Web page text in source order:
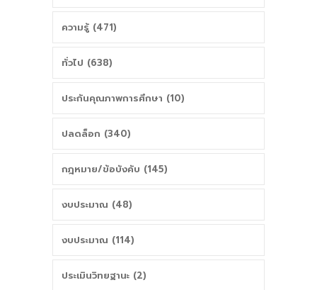
ความรู้ (471)
ทั่วไป (638)
ประกันคุณภาพการศึกษา (10)
ปลดล็อก (340)
กฎหมาย/ข้อบังคับ (145)
งบประมาณ (48)
งบประมาณ (114)
ประเมินวิทยฐานะ (2)